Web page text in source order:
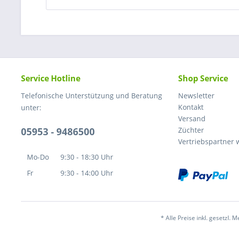
Service Hotline
Telefonische Unterstützung und Beratung
unter:
05953 - 9486500
Mo-Do
9:30 - 18:30 Uhr
Fr
9:30 - 14:00 Uhr
Shop Service
Newsletter
Kontakt
Versand
Züchter
Vertriebspartner
* Alle Preise inkl. gesetzl.